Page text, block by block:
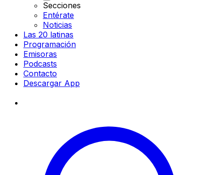
Secciones
Entérate
Noticias
Las 20 latinas
Programación
Emisoras
Podcasts
Contacto
Descargar App